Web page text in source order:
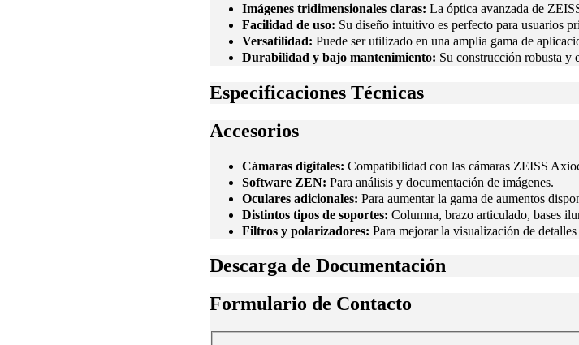
Imágenes tridimensionales claras: La óptica avanzada de
Facilidad de uso: Su diseño intuitivo es perfecto para usuarios
Versatilidad: Puede ser utilizado en una amplia gama de
Durabilidad y bajo mantenimiento: Su construcción robusta
Especificaciones Técnicas
Accesorios
Cámaras digitales: Compatibilidad con las cámaras ZEISS
Software ZEN: Para análisis y documentación de imágenes.
Oculares adicionales: Para aumentar la gama de aumentos
Distintos tipos de soportes: Columna, brazo articulado, bases
Filtros y polarizadores: Para mejorar la visualización de
Descarga de Documentación
Formulario de Contacto